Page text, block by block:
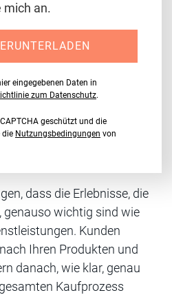
dass die Erlebnisse, die
genauso wichtig sind wie
Kunden
Ihren Produkten und
danach, wie klar, genau
Kaufprozess
mich an.
eingegebenen Daten in
zum Datenschutz.
geschützt und die
die Nutzungsbedingungen von